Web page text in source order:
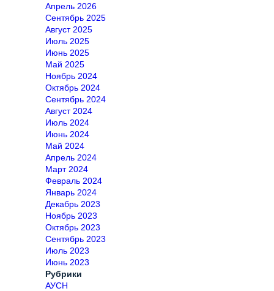
Апрель 2026
Сентябрь 2025
Август 2025
Июль 2025
Июнь 2025
Май 2025
Ноябрь 2024
Октябрь 2024
Сентябрь 2024
Август 2024
Июль 2024
Июнь 2024
Май 2024
Апрель 2024
Март 2024
Февраль 2024
Январь 2024
Декабрь 2023
Ноябрь 2023
Октябрь 2023
Сентябрь 2023
Июль 2023
Июнь 2023
Рубрики
АУСН